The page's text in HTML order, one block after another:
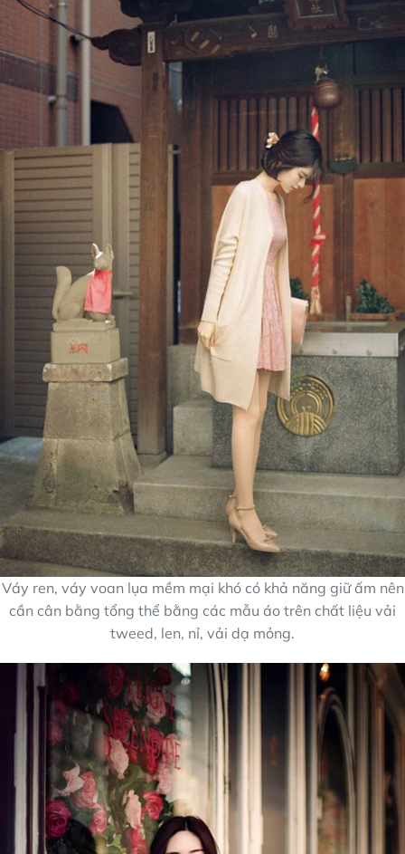
Váy ren, váy voan lụa mềm mại khó có khả năng giữ ấm nên
cần cân bằng tổng thể bằng các mẫu áo trên chất liệu vải
tweed, len, nỉ, vải dạ mỏng.